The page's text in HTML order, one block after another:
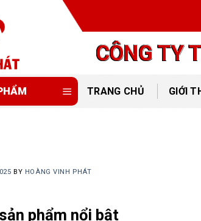
CÔNG TY
TRANG CHỦ GIỚI
BY HOÀNG VINH PHÁT
phẩm nổi bật